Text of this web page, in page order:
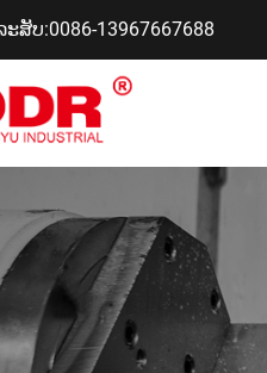
ະສັບ:0086-13967667688